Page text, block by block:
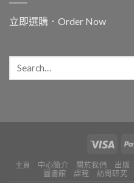
Chinese
New
Catholic
Context〉
中
立即選購．Order Now
主頁 中心簡介 關於我們 出版
圖書館
課程 訪問研究